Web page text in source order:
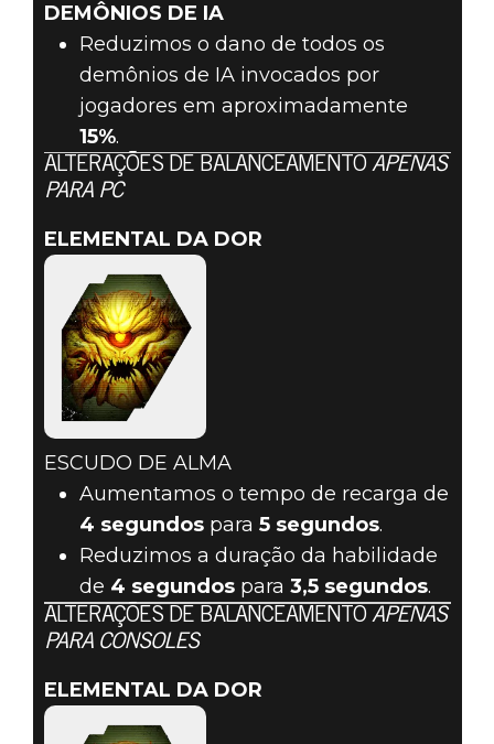
DEMÔNIOS DE IA
Reduzimos o dano de todos os
demônios de IA invocados por
jogadores em aproximadamente
15%.
ALTERAÇÕES DE BALANCEAMENTO APENAS
PARA PC
ELEMENTAL DA DOR
ESCUDO DE ALMA
Aumentamos o tempo de recarga de
4 segundospara 5 segundos.
Reduzimos a duração da habilidade
de 4 segundospara 3,5 segundos.
ALTERAÇÕES DE BALANCEAMENTO APENAS
PARA CONSOLES
ELEMENTAL DA DOR